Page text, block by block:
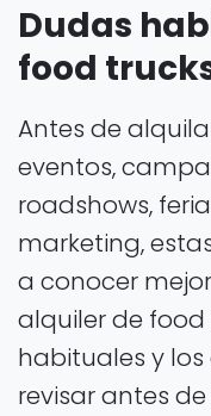
Dudas
food
Antes de
eventos,
roadshows,
marketing,
a conocer
alquiler de food
habituales y
revisar antes